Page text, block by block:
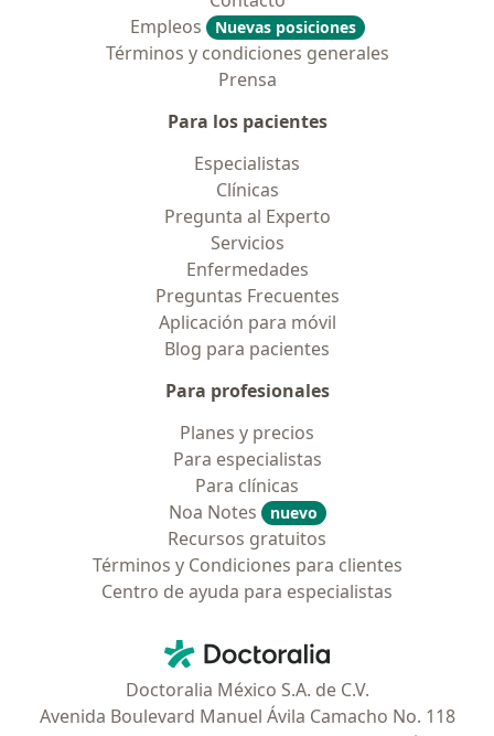
Empleos
Nuevas posiciones
Términos y condiciones generales
Prensa
Para los pacientes
Especialistas
Clínicas
Pregunta al Experto
Servicios
Enfermedades
Preguntas Frecuentes
Aplicación para móvil
Blog para pacientes
Para profesionales
Planes y precios
Para especialistas
Para clínicas
Noa Notes
nuevo
Recursos gratuitos
Términos y Condiciones para clientes
Centro de ayuda para especialistas
Doctoralia - Página de inicio
Doctoralia México S.A. de C.V.
Avenida Boulevard Manuel Ávila Camacho No. 118